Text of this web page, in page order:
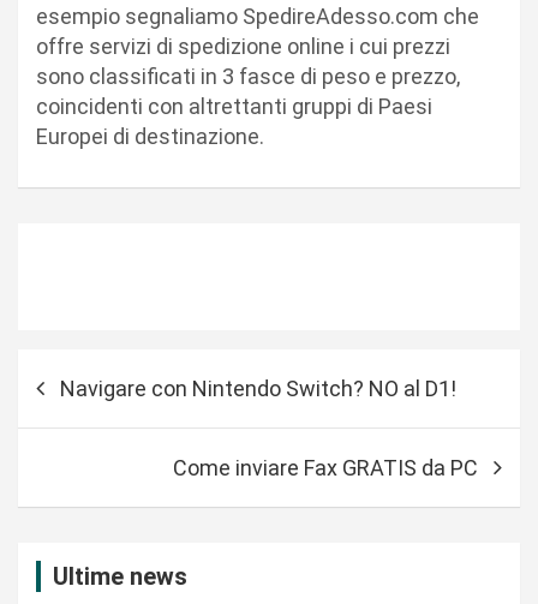
esempio segnaliamo SpedireAdesso.com che
offre servizi di spedizione online i cui prezzi
sono classificati in 3 fasce di peso e prezzo,
coincidenti con altrettanti gruppi di Paesi
Europei di destinazione.
Navigare con Nintendo Switch? NO al D1!
Come inviare Fax GRATIS da PC
Ultime news